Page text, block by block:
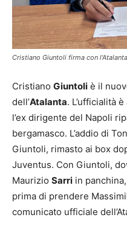
Cristiano Giuntoli firma con
Cristiano Giuntoli è il
dell’Atalanta. L’ufficialità
l’ex dirigente del Napoli
bergamasco. L’addio di
Giuntoli, rimasto ai box
Juventus. Con Giuntoli,
Maurizio Sarri in
prima di prendere
comunicato ufficiale